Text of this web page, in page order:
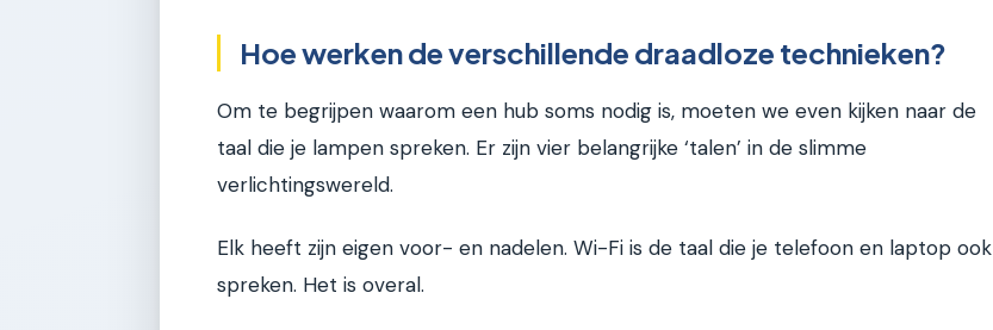
Hoe werken de verschillende draadloze technieken?
Om te begrijpen waarom een hub soms nodig is, moeten we even kijken naar de
taal die je lampen spreken. Er zijn vier belangrijke ‘talen’ in de slimme
verlichtingswereld.
Elk heeft zijn eigen voor- en nadelen. Wi-Fi is de taal die je telefoon en laptop ook
spreken. Het is overal.